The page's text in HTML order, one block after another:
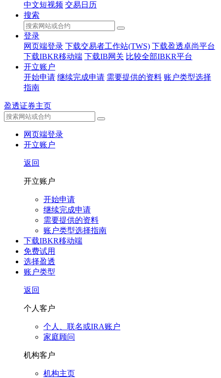
中文短视频 交易日历
搜索
登录
网页端登录 下载交易者工作站(TWS) 下载盈透卓尚平台
下载IBKR移动端 下载IB网关 比较全部IBKR平台
开立账户
开始申请 继续完成申请 需要提供的资料 账户类型选择
指南
盈透证券主页
网页端登录
开立账户
返回
开立账户
开始申请
继续完成申请
需要提供的资料
账户类型选择指南
下载IBKR移动端
免费试用
选择盈透
账户类型
返回
个人客户
个人、联名或IRA账户
家庭顾问
机构客户
机构主页